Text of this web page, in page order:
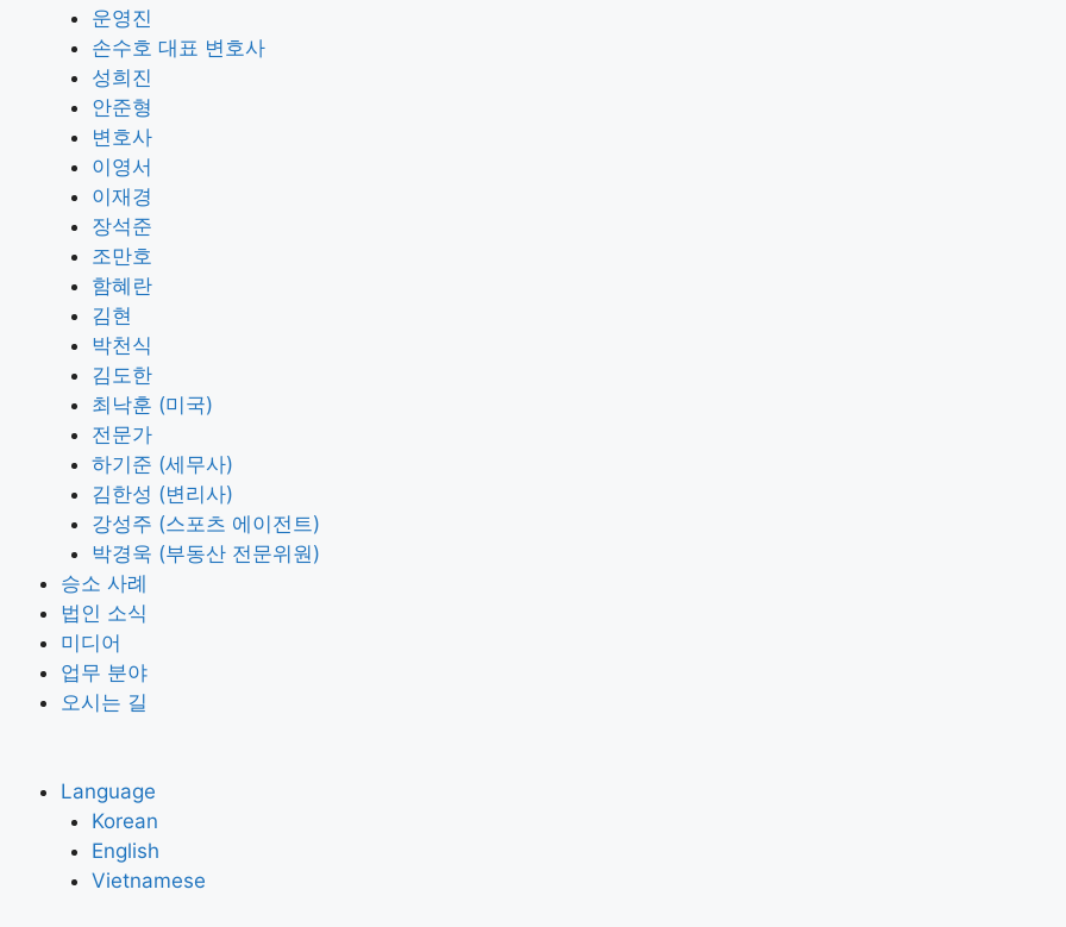
운영진
손수호 대표 변호사
성희진
안준형
변호사
이영서
이재경
장석준
조만호
함혜란
김현
박천식
김도한
최낙훈 (미국)
전문가
하기준 (세무사)
김한성 (변리사)
강성주 (스포츠 에이전트)
박경욱 (부동산 전문위원)
승소 사례
법인 소식
미디어
업무 분야
오시는 길
Language
Korean
English
Vietnamese